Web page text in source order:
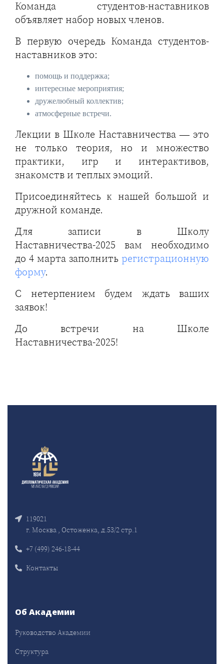
Команда студентов-наставников
объявляет набор новых членов.
В первую очередь Команда студентов-
наставников это:
помощь и поддержка;
интересные мероприятия;
дружелюбный коллектив;
атмосферные встречи.
Лекции в Школе Наставничества — это
не только теория, но и множество
практики, игр и интерактивов,
знакомств и теплых эмоций.
Присоединяйтесь к нашей большой и
дружной команде.
Для записи в Школу
Наставничества-2025 вам необходимо
до 4 марта заполнить регистрационную
форму.
С нетерпением будем ждать ваших
заявок!
До встречи на Школе
Наставничества-2025!
119021
г. Москва , Остоженка, д.53/2 стр.1
+7 (499) 246-18-44
Контакты
Об Академии
Руководство Академии
Структура